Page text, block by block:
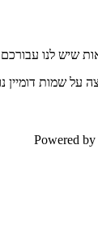
Powered by